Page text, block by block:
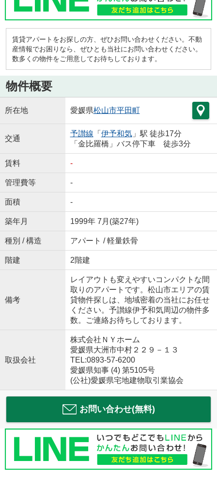
賃貸アパートをお探しの方、ぜひお問い合わせください。不動
産情報でお困りなら、ぜひとも当社にお問い合わせください。
数多くの物件をご用意してお待ちしております。
物件概要
所在地 愛媛県松山市平田町
交通
予讃線 「 伊予和気」駅 徒歩17分
「金比羅橋」バス停下車 徒歩3分
賃料 -
管理費等 -
面積 -
築年月 1999年 7月(築27年)
種別 / 構造 アパート / 軽量鉄骨
階建 2階建
備考
レイアウトも変えやすいコンパクトな間
取りのアパートです。松山市エリアの賃
貸物件探しは、地域密着の当社にお任せ
ください。予讃線伊予和気周辺の物件多
数。ご連絡お待ちしております。
取扱会社
株式会社ＮＹホーム
愛媛県大洲市中村２２９－１３
TEL:0893-57-6200
愛媛県知事 (4) 第5105号
(公社)愛媛県宅地建物取引業協会
お問い合わせ(無料)